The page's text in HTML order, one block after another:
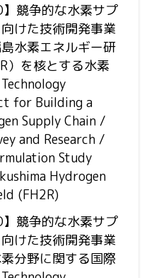
】競争的な水素サプ
けた技術開発事業
水素エネルギー研
）を核とする水素
for Building a
Supply Chain /
and Research /
Study
Hydrogen
(FH2R)
】競争的な水素サプ
けた技術開発事業
分野に関する国際